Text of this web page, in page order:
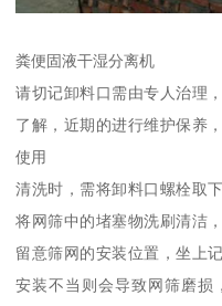
粪便固液干湿分离机
请切记卸料口需由专人治理
了解，近期的进行维护保养
使用
清洗时，需将卸料口螺栓取
将网筛中的堵塞物洗刷清洁
留意筛网的安装位置，坐上
安装不当则会导致网筛磨损